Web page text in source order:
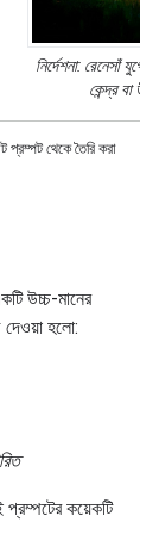
নির্দেশনা: রেনেসাঁ যুগের
কেন্দ্র বা
প্রম্পট থেকে তৈরি করা
উচ্চ-মানের
দেওয়া হলো:
প্রম্পটের কয়েকটি